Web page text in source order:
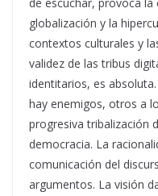
globalización y la
contextos culturales y
validez de las tribus
identitarios, es
hay enemigos, otros a
progresiva tribalización
democracia. La
comunicación del
argumentos. La visión